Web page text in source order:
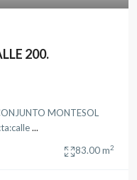
200.
MONTESOL
...
83.00 m2